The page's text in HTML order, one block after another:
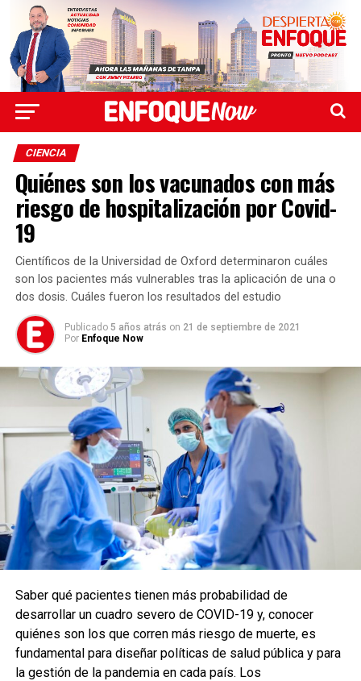
CIENCIA
Quiénes son los vacunados con más
riesgo de hospitalización por Covid-
19
Científicos de la Universidad de Oxford determinaron cuáles
son los pacientes más vulnerables tras la aplicación de una o
dos dosis. Cuáles fueron los resultados del estudio
Publicado 5 años atrás on 21 de septiembre de 2021
Por Enfoque Now
Saber qué pacientes tienen más probabilidad de
desarrollar un cuadro severo de COVID-19 y, conocer
quiénes son los que corren más riesgo de muerte, es
fundamental para diseñar políticas de salud pública y para
la gestión de la pandemia en cada país. Los